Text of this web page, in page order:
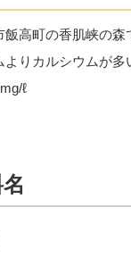
飯高町の香肌峡の森
よりカルシウムが
ℓ